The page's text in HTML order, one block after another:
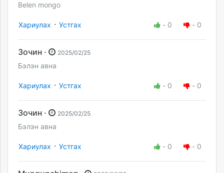
Belen mongo
Хариулах · Устгах - 0 - 0
Зочин · 2025/02/25
Бэлэн авна
Хариулах · Устгах - 0 - 0
Зочин · 2025/02/25
Бэлэн авна
Хариулах · Устгах - 0 - 0